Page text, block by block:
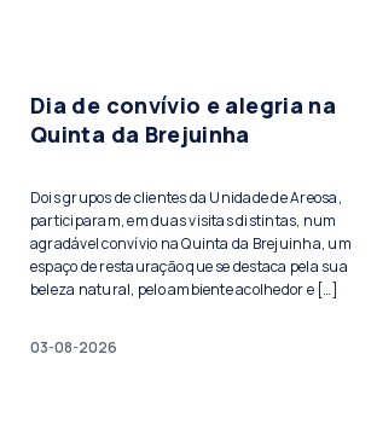
Dia de convívio e alegria na
Quinta da Brejuinha
Dois grupos de clientes da Unidade de Areosa,
participaram, em duas visitas distintas, num
agradável convívio na Quinta da Brejuinha, um
espaço de restauração que se destaca pela sua
beleza natural, pelo ambiente acolhedor e […]
03-08-2026